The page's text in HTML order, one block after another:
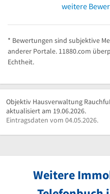
weitere
* Bewertungen sind subjektive
anderer Portale. 11880.com
Echtheit.
Objektiv Hausverwaltung
aktualisiert am 19.06.2026.
Eintragsdaten vom 04.05.2026.
Weitere